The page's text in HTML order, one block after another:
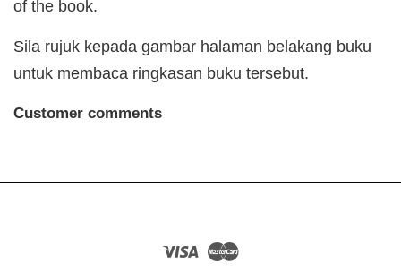
of the book.
Sila rujuk kepada gambar halaman belakang buku
untuk membaca ringkasan buku tersebut.
Customer comments
Visa